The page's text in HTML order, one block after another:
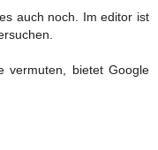
auch noch. Im editor ist
vermuten, bietet Google